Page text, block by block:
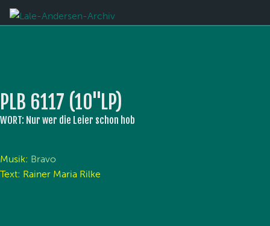
PLB 6117 (10''LP)
WORT: Nur wer die Leier schon hob
Musik: Bravo
Text: Rainer Maria Rilke